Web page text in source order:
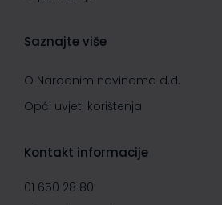
Saznajte više
O Narodnim novinama d.d.
Opći uvjeti korištenja
Kontakt informacije
01 650 28 80